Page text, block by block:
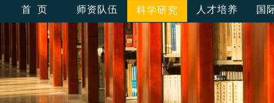
首页 师资队伍 科学研究 人才培养 国